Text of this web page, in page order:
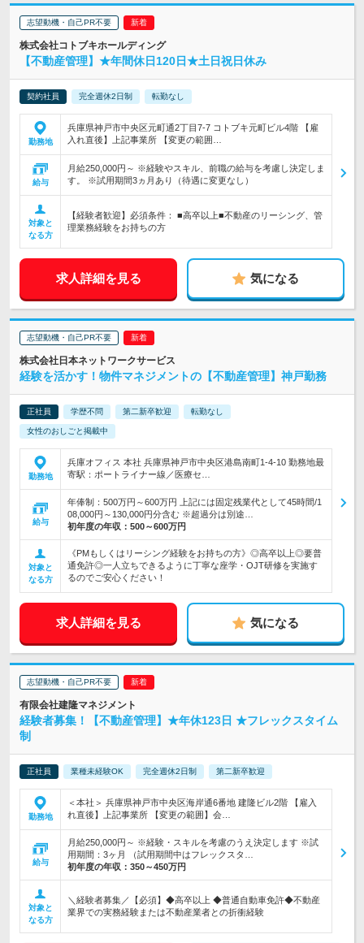
志望動機・自己PR不要
株式会社コトブキホールディング
【不動産管理】★年間休日120日★土日祝日休み
契約社員 完全週休2日制 転勤なし
勤務地
兵庫県神戸市中央区元町通2丁目7-7 コトブキ元町ビル4階 【雇
入れ直後】上記事業所 【変更の範囲…
給与
月給250,000円～ ※経験やスキル、前職の給与を考慮し決定しま
す。 ※試用期間3ヵ月あり（待遇に変更なし）
対象と
なる方
【経験者歓迎】必須条件： ■高卒以上■不動産のリーシング、管
理業務経験をお持ちの方
求人詳細を見る 気になる
志望動機・自己PR不要
株式会社日本ネットワークサービス
経験を活かす！物件マネジメントの【不動産管理】神戸勤務
正社員 学歴不問 第二新卒歓迎 転勤なし
女性のおしごと掲載中
勤務地
兵庫オフィス 本社 兵庫県神戸市中央区港島南町1-4-10 勤務地最
寄駅：ポートライナー線／医療セ…
給与
年俸制：500万円～600万円 上記には固定残業代として45時間/1
08,000円～130,000円分含む ※超過分は別途…
初年度の年収： 500～600万円
対象と
なる方
《PMもしくはリーシング経験をお持ちの方》◎高卒以上◎要普
通免許◎一人立ちできるように丁寧な座学・OJT研修を実施す
るのでご安心ください！
求人詳細を見る 気になる
志望動機・自己PR不要
有限会社建隆マネジメント
経験者募集！【不動産管理】★年休123日 ★フレックスタイム
制
正社員 業種未経験OK 完全週休2日制 第二新卒歓迎
勤務地
＜本社＞ 兵庫県神戸市中央区海岸通6番地 建隆ビル2階 【雇入
れ直後】上記事業所 【変更の範囲】会…
給与
月給250,000円～ ※経験・スキルを考慮のうえ決定します ※試
用期間：3ヶ月 （試用期間中はフレックスタ…
初年度の年収： 350～450万円
対象と
なる方
＼経験者募集／【必須】◆高卒以上 ◆普通自動車免許◆不動産
業界での実務経験または不動産業者との折衝経験